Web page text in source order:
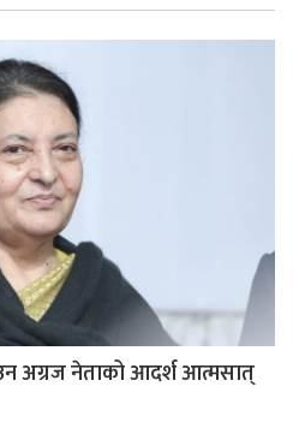
अग्रज नेताको आदर्श आत्मसात्